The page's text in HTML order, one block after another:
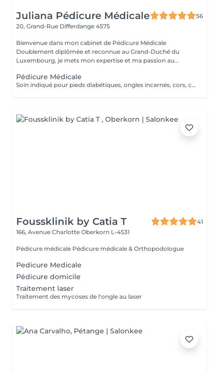
Juliana Pédicure Médicale
56
20, Grand-Rue Differdange 4575
Bienvenue dans mon cabinet de Pédicure Médicale
Doublement diplômée et reconnue au Grand-Duché du
Luxembourg, je mets mon expertise et ma passion au...
Pédicure Médicale
Soin indiqué pour pieds diabétiques, ongles incarnés, cors, callosités, crevasse et mycoses. Un supplément de 10€ será demandé en cas des grosses callosités.
Foussklinik by Catia T
41
166, Avenue Charlotte Oberkorn L-4531
Pédicure médicale Pédicure médicale & Orthopodologue
Pedicure Medicale
Pédicure domicile
Traitement laser
Traitement des mycoses de l'ongle au laser